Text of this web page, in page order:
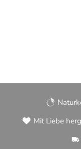
Mit Liebe